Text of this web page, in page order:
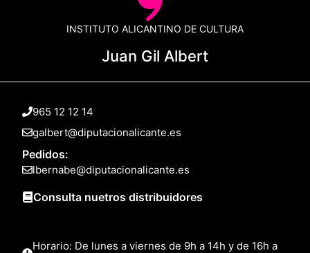
INSTITUTO ALICANTINO DE CULTURA
Juan Gil Albert
965 12 12 14
galbert@diputacionalicante.es
Pedidos:
lbernabe@diputacionalicante.es
Consulta nuetros distribuidores
Horario: De lunes a viernes de 9h a 14h y de 16h a